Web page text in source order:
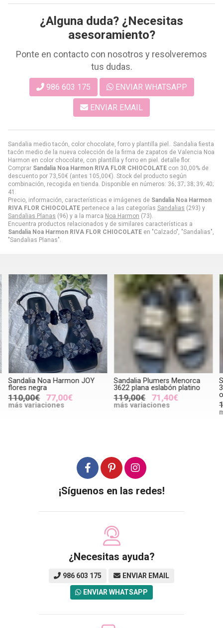
Sandalia medio tacón, color chocolate, forro y plantilla piel.. Sandalia fiesta
tacón medio de la nueva colección de la firma de zapatos de Valencia Noa
Harmon en color chocolate, con plantilla y forro en piel. detalle flor.
Comprar Sandalia Noa Harmon RIVA FLOR CHIOCOLATE con 30,00% de
descuento por 73,50€ (antes 105,00€). Stock del producto según
combinación, recogida en tienda. Disponible en números: 36; 37; 38; 39; 40;
41.
Precio, información, características e imágenes de Sandalia Noa Harmon
RIVA FLOR CHIOCOLATE pertenece a las categorías Sandalias (293) y
Sandalias Planas (96) y a la marca Noa Harmon (73).
Encuentra productos relacionados y de similares características a
Sandalia Noa Harmon RIVA FLOR CHIOCOLATE en "Calzado", "Sandalias",
"Sandalias Planas".
¿Alguna duda? ¿Necesitas
asesoramiento?
Ponte en contacto con nosotros y resolveremos
tus dudas.
986 603 175 ENVIAR WHATSAPP
ENVIAR EMAIL
Sandalia Noa Harmon JOY
flores negra
110,00€ 77,00€
más variaciones
Sandalia Plumers Menorca
3622 plana eslabón platino
119,00€ 71,40€
más variaciones
¡Síguenos en las redes!
¿Necesitas ayuda?
986 603 175 ENVIAR EMAIL
ENVIAR WHATSAPP